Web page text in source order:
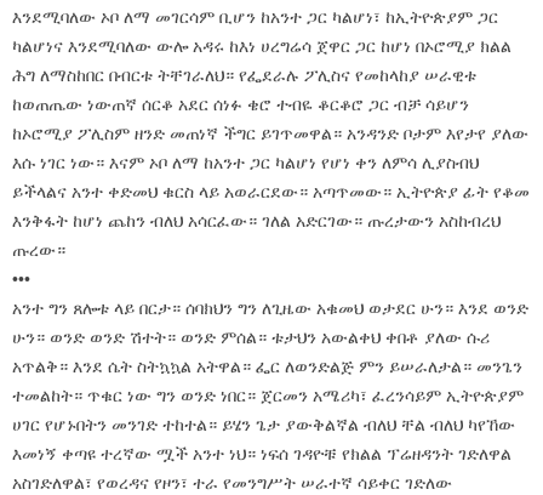
እንደሚባለው ኦቦ ለማ መገርሳም ቢሆን ከአንተ ጋር ካልሆነ፣ ከኢትዮጵያም ጋር
ካልሆነና እንደሚባለው ውሎ አዳሩ ከእነ ሀረግሬሳ ጀዋር ጋር ከሆነ በኦሮሚያ ክልል
ሕግ ለማስከበር በብርቱ ትቸገራለህ። የፌደራሉ ፖሊስና የመከላከያ ሠራዊቱ
ከወጠጤው ነውጠኛ ሰርቆ አደር ሰነፉ ቄሮ ተብዬ ቆርቆሮ ጋር ብቻ ሳይሆን
ከኦሮሚያ ፖሊስም ዘንድ መጠነኛ ችግር ይገጥመዋል። አንዳንድ ቦታም እየታየ ያለው
እሱ ነገር ነው። እናም ኦቦ ለማ ከአንተ ጋር ካልሆነ የሆነ ቀን ለምሳ ሊያስብህ
ይችላልና አንተ ቀድመህ ቁርስ ላይ አወራርደው። አጣጥመው። ኢትዮጵያ ፊት የቆመ
እንቅፋት ከሆነ ጨከን ብለህ አሳርፈው። ገለል አድርገው። ጡረታውን አስከብረህ
ጡረው።
•••
አንተ ግን ጸሎቱ ላይ በርታ። ሰባክህን ግን ለጊዜው አቁመህ ወታደር ሁን። እንደ ወንድ
ሁን። ወንድ ወንድ ሽተት። ወንድ ምሰል። ቱታህን አውልቀህ ቀበቶ ያለው ሱሪ
አጥልቅ። እንደ ሴት ስትኳኳል አትዋል። ፌር ለወንድልጅ ምን ይሠራለታል። መንጌን
ተመልከት። ጥቁር ነው ግን ወንድ ነበር። ጀርመን አሜሪካ፣ ፈረንሳይም ኢትዮጵያም
ሀገር የሆኑበትን መንገድ ተከተል። ይሄን ጌታ ያውቅልኛል ብለህ ቸል ብለህ ካየኸው
እመነኝ ቀጣዩ ተረኛው ሟች አንተ ነህ። ነፍሰ ገዳዮቹ የክልል ፕሬዘዳንት ገድለዋል
አስገድለዋል፣ የወረዳና የዞን፣ ተራ የመንግሥት ሠራተኛ ሳይቀር ገድለው